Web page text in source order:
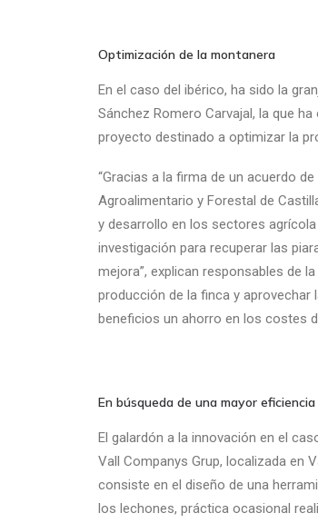
Optimización de la montanera
En el caso del ibérico, ha sido la
Sánchez Romero Carvajal, la que
proyecto destinado a optimizar la
“Gracias a la firma de un acuerdo
Agroalimentario y Forestal de
y desarrollo en los sectores
investigación para recuperar las
mejora”, explican responsables de
producción de la finca y aprovechar
beneficios un ahorro en los costes
En búsqueda de una mayor
El galardón a la innovación en el
Vall Companys Grup, localizada en
consiste en el diseño de una
los lechones, práctica ocasional